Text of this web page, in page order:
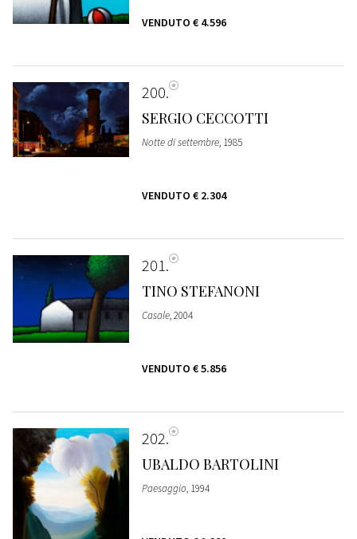
VENDUTO € 4.596
200
SERGIO CECCOTTI
Notte di settembre, 1985
VENDUTO € 2.304
201
TINO STEFANONI
Casale, 2004
VENDUTO € 5.856
202
UBALDO BARTOLINI
Paesaggio, 1994